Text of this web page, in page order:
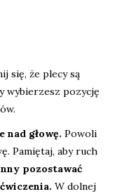
się, że plecy są
wybierzesz pozycję
nad głowę. Powoli
Pamiętaj, aby ruch
pozostawać
W dolnej